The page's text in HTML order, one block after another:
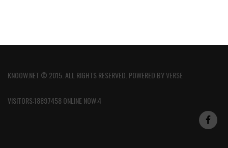
KNOOW.NET © 2015. ALL RIGHTS RESERVED. POWERED BYVERSE
VISITORS:18897458 ONLINE NOW:4